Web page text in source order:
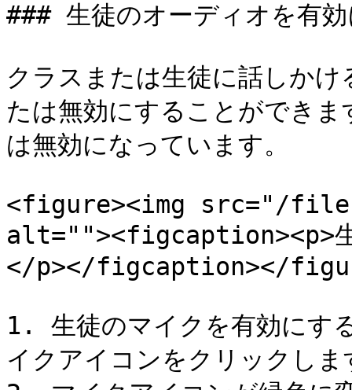
### 生徒のオーディオを有
クラスまたは生徒に話しか
たは無効にすることができ
は無効になっています。
<figure><img src="/files/
alt=""><figcaption><p>生
</p></figcaption></
1. 生徒のマイクを有効にす
イクアイコンをクリックしま